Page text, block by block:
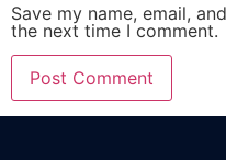
Save my name, email,
the next time I comment.